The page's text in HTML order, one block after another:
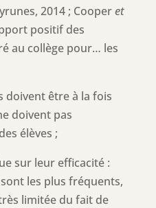
2014 ; Cooperet
positif des
au collège pour… les
doivent être à la fois
doivent pas
élèves ;
sur leur efficacité :
les plus fréquents,
limitée du fait de